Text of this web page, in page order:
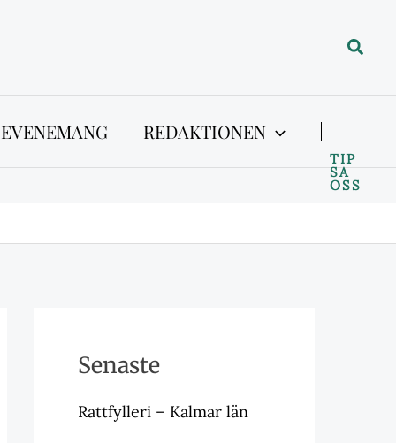
Sök
REDAKTIONEN
TIP
SA
OSS
Senaste
Rattfylleri – Kalmar län